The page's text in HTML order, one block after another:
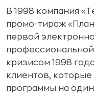
В 1998 компания
промо-тираж
первой
кризисом 1998
клиентов, которые
программы на